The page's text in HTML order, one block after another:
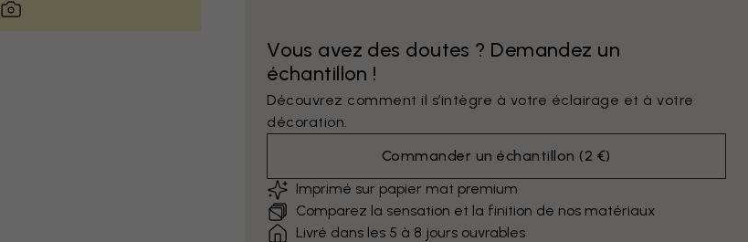
Vous avez des doutes ? Demandez un
échantillon !
Découvrez comment il s’intègre à votre éclairage et à votre
décoration.
Commander un échantillon (2 €)
Imprimé sur papier mat premium
Comparez la sensation et la finition de nos matériaux
Livré dans les 5 à 8 jours ouvrables